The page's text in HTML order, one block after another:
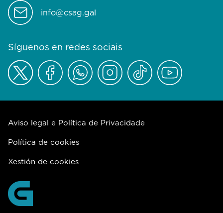
info@csag.gal
Síguenos en redes sociais
Aviso legal e Política de Privacidade
Política de cookies
Xestión de cookies